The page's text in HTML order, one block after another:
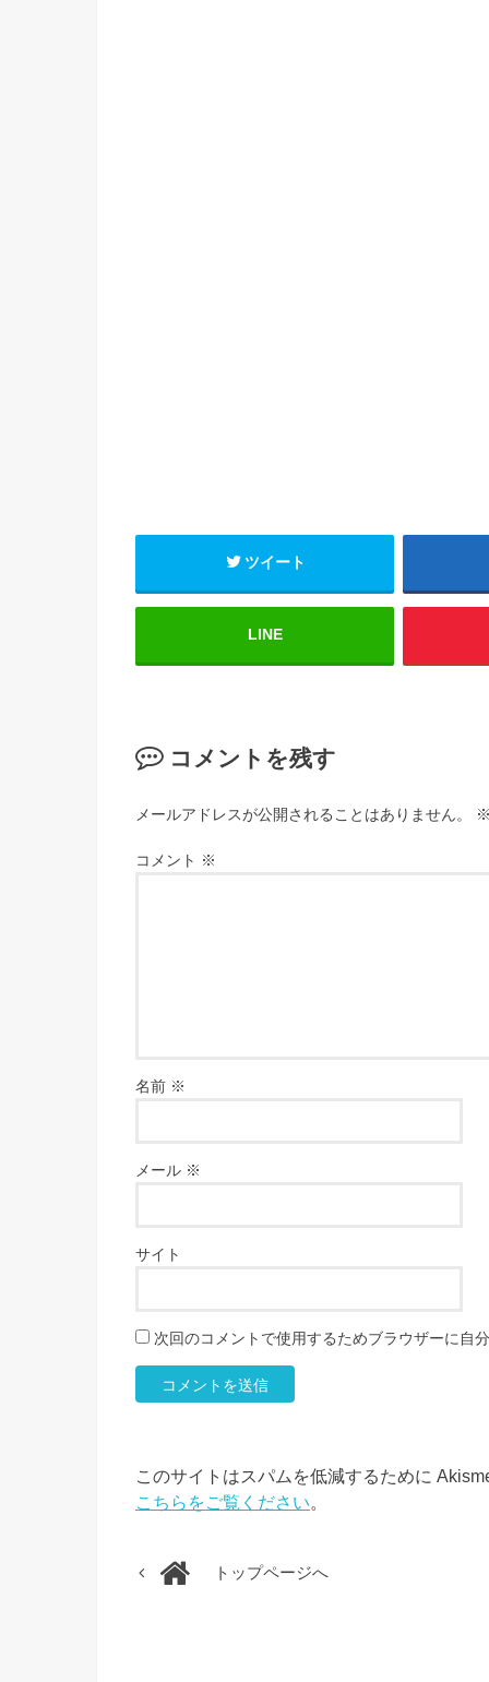
ツイート
LINE
コメントを残す
メールアドレスが公開されることはありません。
コメント ※
名前 ※
メール ※
サイト
次回のコメントで使用するためブラウザーに自
このサイトはスパムを低減するために
こちらをご覧ください。
トップページへ